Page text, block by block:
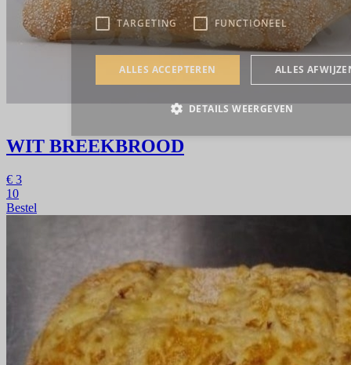
WIT BREEKBROOD
€ 3
10
Bestel